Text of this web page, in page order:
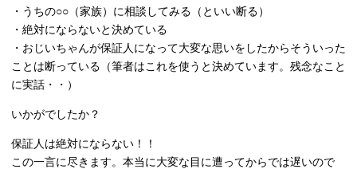
・うちの○○（家族）に相談してみる（といい断る）
・絶対にならないと決めている
・おじいちゃんが保証人になって大変な思いをしたからそういった
ことは断っている（筆者はこれを使うと決めています。残念なこと
に実話・・）
いかがでしたか？
保証人は絶対にならない！！
この一言に尽きます。本当に大変な目に遭ってからでは遅いので